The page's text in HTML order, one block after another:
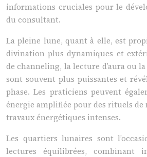
informations cruciales pour le
du consultant.
La pleine lune, quant à elle, est
divination plus dynamiques et
de channeling, la lecture d’aura ou
sont souvent plus puissantes et
phase. Les praticiens peuvent
énergie amplifiée pour des rituels de
travaux énergétiques intenses.
Les quartiers lunaires sont
lectures équilibrées, combinant